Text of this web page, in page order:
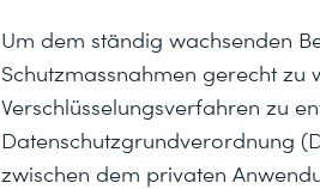
Um dem ständig wachsenden
Schutzmassnahmen gerecht
Verschlüsselungsverfahren zu
Datenschutzgrundverordnung
zwischen dem privaten